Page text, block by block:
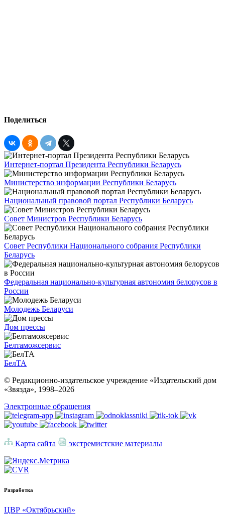
Поделиться
Интернет-портал Президента Республики Беларусь
Министерство информации Республики Беларусь
Национальный правовой портал Республики Беларусь
Совет Министров Республики Беларусь
Совет Республики Национального собрания Республики
Беларусь
Федеральная национально-культурная автономия белорусов в
России
Молодежь Беларуси
Дом прессы
Белтаможсервис
БелТА
© Редакционно-издательское учреждение «Издательский дом
«Звязда», 1998–2026
Электронные обращения
Карта сайта экстремистские материалы
Разработка
ЦВР «Октябрьский»